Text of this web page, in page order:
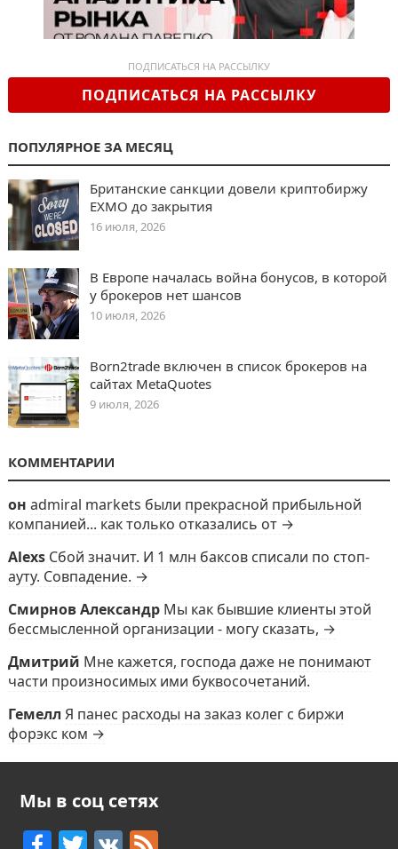
ПОДПИСАТЬСЯ НА РАССЫЛКУ
ПОДПИСАТЬСЯ НА РАССЫЛКУ
ПОПУЛЯРНОЕ ЗА МЕСЯЦ
Британские санкции довели криптобиржу
EXMO до закрытия
16 июля, 2026
В Европе началась война бонусов, в которой
у брокеров нет шансов
10 июля, 2026
Born2trade включен в список брокеров на
сайтах MetaQuotes
9 июля, 2026
КОММЕНТАРИИ
он admiral markets были прекрасной прибыльной
компанией... как только отказались от →
Alexs Сбой значит. И 1 млн баксов списали по стоп-
ауту. Совпадение. →
Смирнов Александр Мы как бывшие клиенты этой
бессмысленной организации - могу сказать, →
Дмитрий Мне кажется, господа даже не понимают
части произносимых ими буквосочетаний.
Гемелл Я панес расходы на заказ колег с биржи
форэкс ком →
Мы в соц сетях